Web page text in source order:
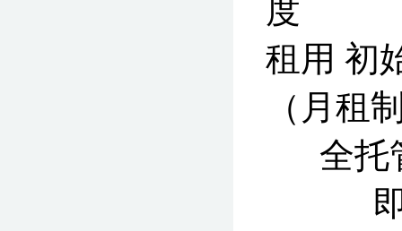
度
租用
（月
全
即